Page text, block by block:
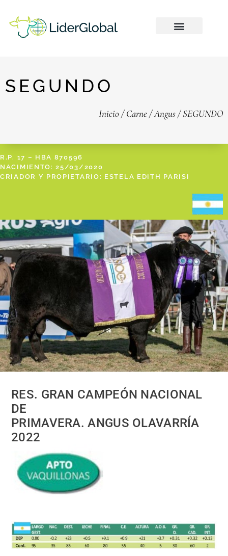
SEGUNDO
Inicio /Carne /Angus / SEGUNDO
R.P. 17 – HBA 870596
NACIMIENTO: 25/03/2020
CRIADOR Y PROPIETARIO: ESTELA EDITH PARISI
RES. GRAN CAMPEÓN NACIONAL
DE
PRIMAVERA. ANGUS OLAVARRÍA
2022